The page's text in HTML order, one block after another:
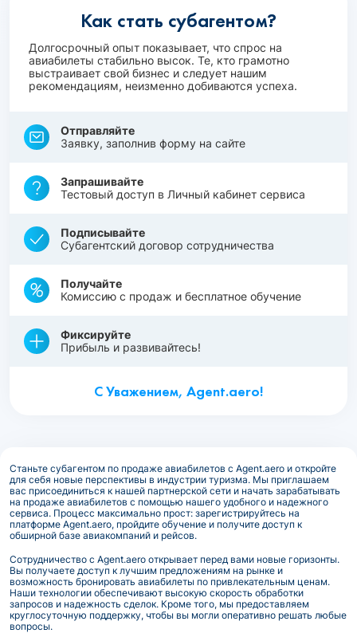
Как стать субагентом?
Долгосрочный опыт показывает, что спрос на
авиабилеты стабильно высок. Те, кто грамотно
выстраивает свой бизнес и следует нашим
рекомендациям, неизменно добиваются успеха.
Отправляйте
Заявку, заполнив форму на сайте
Запрашивайте
Тестовый доступ в Личный кабинет сервиса
Подписывайте
Субагентский договор сотрудничества
Получайте
Комиссию с продаж и бесплатное обучение
Фиксируйте
Прибыль и развивайтесь!
С Уважением, Agent.aero!
Станьте субагентом по продаже авиабилетов с Agent.aero и откройте
для себя новые перспективы в индустрии туризма. Мы приглашаем
вас присоединиться к нашей партнерской сети и начать зарабатывать
на продаже авиабилетов с помощью нашего удобного и надежного
сервиса. Процесс максимально прост: зарегистрируйтесь на
платформе Agent.aero, пройдите обучение и получите доступ к
обширной базе авиакомпаний и рейсов.
Сотрудничество с Agent.aero открывает перед вами новые горизонты.
Вы получаете доступ к лучшим предложениям на рынке и
возможность бронировать авиабилеты по привлекательным ценам.
Наши технологии обеспечивают высокую скорость обработки
запросов и надежность сделок. Кроме того, мы предоставляем
круглосуточную поддержку, чтобы вы могли оперативно решать любые
вопросы.